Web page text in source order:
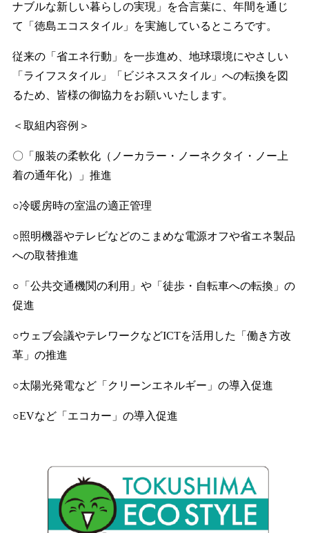
ナブルな新しい暮らしの実現」を合言葉に、年間を通じ
て「徳島エコスタイル」を実施しているところです。
従来の「省エネ行動」を一歩進め、地球環境にやさしい
「ライフスタイル」「ビジネススタイル」への転換を図
るため、皆様の御協力をお願いいたします。
＜取組内容例＞
〇「服装の柔軟化（ノーカラー・ノーネクタイ・ノー上
着の通年化）」推進
○冷暖房時の室温の適正管理
○照明機器やテレビなどのこまめな電源オフや省エネ製品
への取替推進
○「公共交通機関の利用」や「徒歩・自転車への転換」の
促進
○ウェブ会議やテレワークなどICTを活用した「働き方改
革」の推進
○太陽光発電など「クリーンエネルギー」の導入促進
○EVなど「エコカー」の導入促進